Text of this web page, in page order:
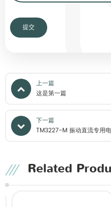
上一篇
这是第一篇
下一篇
TM3227-M 振动直流专用
Related